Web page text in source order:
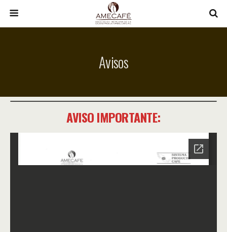
Avisos
AVISO IMPORTANTE: